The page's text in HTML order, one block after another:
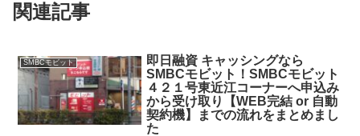
関連記事
SMBCモビット
即日融資 キャッシングなら
SMBCモビット！SMBCモビット
４２１号東近江コーナーへ申込み
から受け取り【WEB完結 or 自動
契約機】までの流れをまとめまし
た